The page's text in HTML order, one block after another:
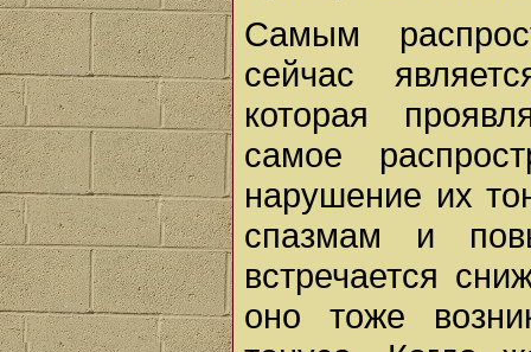
Самым
сейчас
которая
самое
нарушение их
спазмам и
встречается
оно тоже